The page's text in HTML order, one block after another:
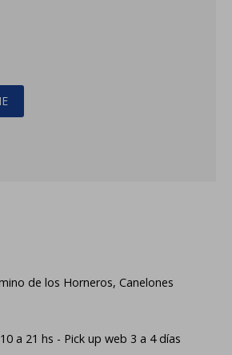
de los Horneros, Canelones
a 21 hs - Pick up web 3 a 4 días